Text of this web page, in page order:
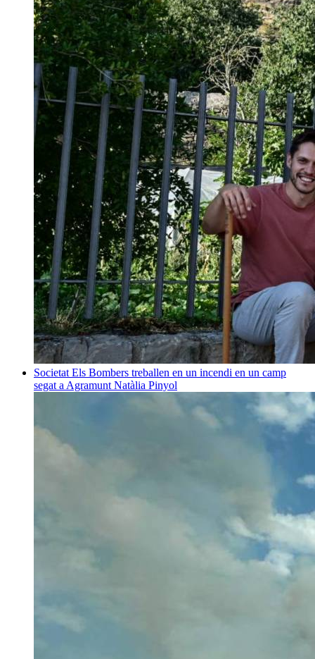
Societat Els Bombers treballen en un incendi en un camp
segat a Agramunt Natàlia Pinyol